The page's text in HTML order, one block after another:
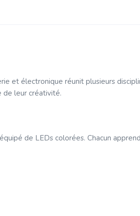
et électronique réunit plusieurs
de leur créativité.
de LEDs colorées. Chacun